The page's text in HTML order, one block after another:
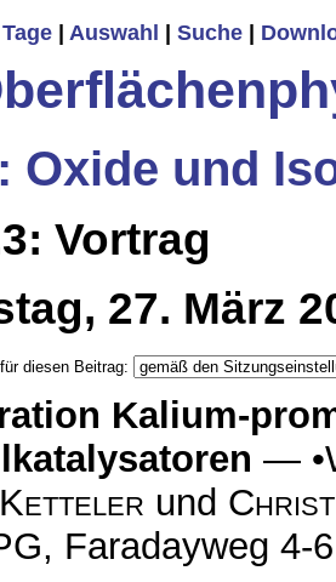
Tage Auswahl Suche
Oxide und
Vortrag
27. März
diesen Beitrag:
Kalium-
— •
und
Faradayweg 4-